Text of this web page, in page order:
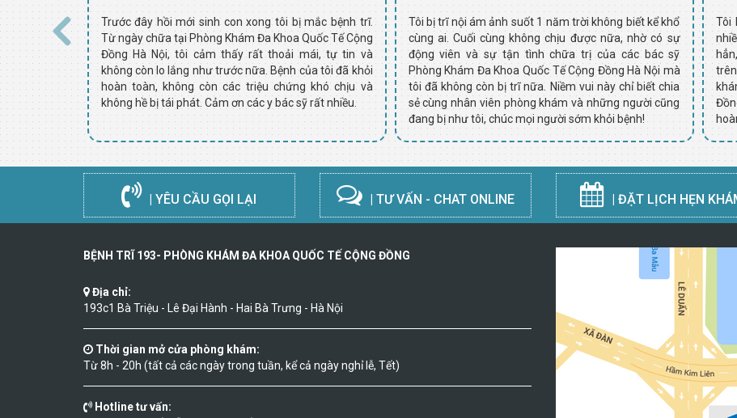
bê vác vật
đi khám tại
Hà Nội và
may mắn
hiệu của
chúc mọi
Trước đây hồi mới sinh con xong tôi bị mắc bệnh trĩ.
Từ ngày chữa tại Phòng Khám Đa Khoa Quốc Tế Cộng
Đồng Hà Nội, tôi cảm thấy rất thoải mái, tự tin và
không còn lo lắng như trước nữa. Bệnh của tôi đã khỏi
hoàn toàn, không còn các triệu chứng khó chịu và
không hề bị tái phát. Cảm ơn các y bác sỹ rất nhiều.
Tôi bị trĩ nội ám ảnh suốt 1 năm trời không biết kể khổ
cùng ai. Cuối cùng không chịu được nữa, nhờ có sự
động viên và sự tận tình chữa trị của các bác sỹ
Phòng Khám Đa Khoa Quốc Tế Cộng Đồng Hà Nội mà
tôi đã không còn bị trĩ nữa. Niềm vui này chỉ biết chia
sẻ cùng nhân viên phòng khám và những người cũng
đang bị như tôi, chúc mọi người sớm khỏi bệnh!
Tôi
| YÊU CẦU GỌI LẠI | TƯ VẤN - CHAT ONLINE | ĐẶT LỊCH HẸN
BỆNH TRĨ 193- PHÒNG KHÁM ĐA KHOA QUỐC TẾ CỘNG ĐỒNG
Địa chỉ:
193c1 Bà Triệu - Lê Đại Hành - Hai Bà Trưng - Hà Nội
Thời gian mở cửa phòng khám:
Từ 8h - 20h (tất cả các ngày trong tuần, kể cả ngày nghỉ lễ, Tết)
Hotline tư vấn: